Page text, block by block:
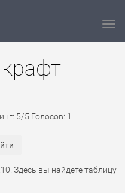
5/5 Голосов: 1
Здесь вы найдете таблицу